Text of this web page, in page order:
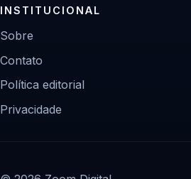
INSTITUCIONAL
Sobre
Contato
Política editorial
Privacidade